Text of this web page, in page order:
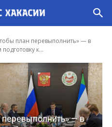
план перевыполнить» — в
к...
перевыполнить» — в